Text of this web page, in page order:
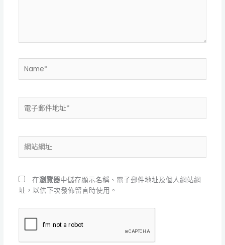
地
站
在瀏覽器中儲存顯示名稱、電子郵件地址及個人網站網
址，以供下次發佈留言時使用。